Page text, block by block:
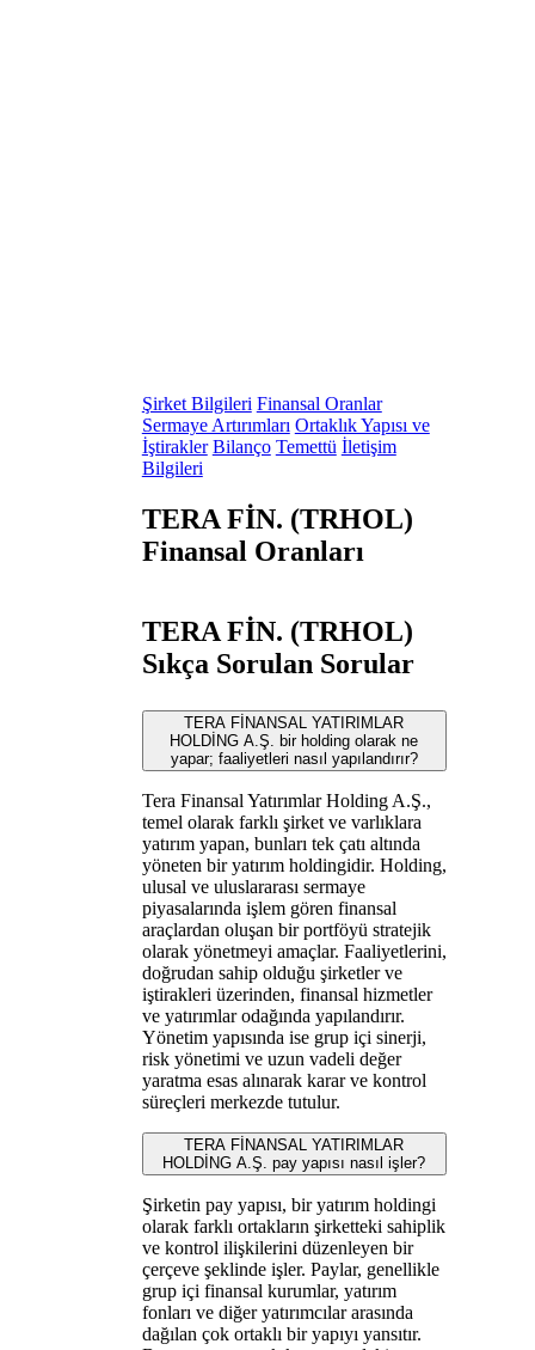
Şirket Bilgileri Finansal Oranlar
Sermaye Artırımları Ortaklık Yapısı ve
İştirakler Bilanço Temettü İletişim
Bilgileri
TERA FİN. (TRHOL)
Finansal Oranları
TERA FİN. (TRHOL)
Sıkça Sorulan Sorular
TERA FİNANSAL YATIRIMLAR
HOLDİNG A.Ş. bir holding olarak ne
yapar; faaliyetleri nasıl yapılandırır?
Tera Finansal Yatırımlar Holding A.Ş.,
temel olarak farklı şirket ve varlıklara
yatırım yapan, bunları tek çatı altında
yöneten bir yatırım holdingidir. Holding,
ulusal ve uluslararası sermaye
piyasalarında işlem gören finansal
araçlardan oluşan bir portföyü stratejik
olarak yönetmeyi amaçlar. Faaliyetlerini,
doğrudan sahip olduğu şirketler ve
iştirakleri üzerinden, finansal hizmetler
ve yatırımlar odağında yapılandırır.
Yönetim yapısında ise grup içi sinerji,
risk yönetimi ve uzun vadeli değer
yaratma esas alınarak karar ve kontrol
süreçleri merkezde tutulur.
TERA FİNANSAL YATIRIMLAR
HOLDİNG A.Ş. pay yapısı nasıl işler?
Şirketin pay yapısı, bir yatırım holdingi
olarak farklı ortakların şirketteki sahiplik
ve kontrol ilişkilerini düzenleyen bir
çerçeve şeklinde işler. Paylar, genellikle
grup içi finansal kurumlar, yatırım
fonları ve diğer yatırımcılar arasında
dağılan çok ortaklı bir yapıyı yansıtır.